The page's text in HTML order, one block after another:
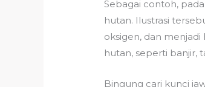
Sebagai contoh,
hutan. Ilustrasi
oksigen, dan
hutan, seperti banjir,
Bingung cari kunci